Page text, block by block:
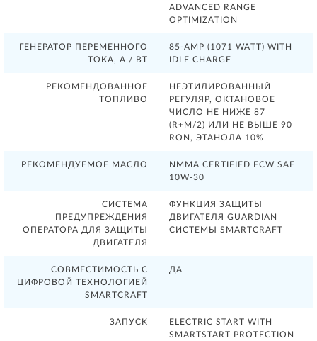
ADVANCED RANGE
OPTIMIZATION
ГЕНЕРАТОР ПЕРЕМЕННОГО
ТОКА, А / ВТ
85-AMP (1071 WATT) WITH
IDLE CHARGE
РЕКОМЕНДОВАННОЕ
ТОПЛИВО
НЕЭТИЛИРОВАННЫЙ
РЕГУЛЯР, ОКТАНОВОЕ
ЧИСЛО НЕ НИЖЕ 87
(R+M/2) ИЛИ НЕ ВЫШЕ 90
RON, ЭТАНОЛА 10%
РЕКОМЕНДУЕМОЕ МАСЛО
NMMA CERTIFIED FCW SAE
10W-30
СИСТЕМА
ПРЕДУПРЕЖДЕНИЯ
ОПЕРАТОРА ДЛЯ ЗАЩИТЫ
ДВИГАТЕЛЯ
ФУНКЦИЯ ЗАЩИТЫ
ДВИГАТЕЛЯ GUARDIAN
СИСТЕМЫ SMARTCRAFT
СОВМЕСТИМОСТЬ С
ЦИФРОВОЙ ТЕХНОЛОГИЕЙ
SMARTCRAFT
ДА
ЗАПУСК
ELECTRIC START WITH
SMARTSTART PROTECTION